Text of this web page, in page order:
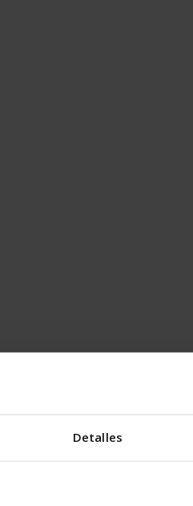
Detalles